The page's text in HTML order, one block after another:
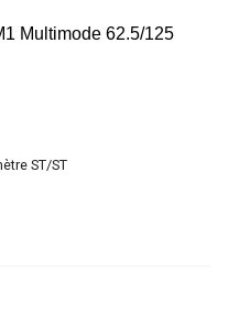
Multimode 62.5/125
ST/ST